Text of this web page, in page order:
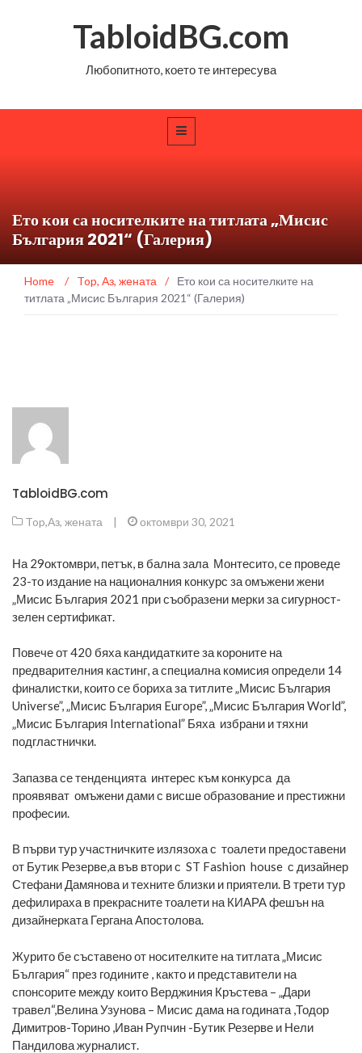
TabloidBG.com
Любопитното, което те интересува
Ето кои са носителките на титлата „Мисис
България 2021“ (Галерия)
Home / Top, Аз, жената /
Ето кои са носителките на
титлата „Мисис България 2021“ (Галерия)
TabloidBG.com
Top,Аз, жената | октомври 30, 2021
На 29октомври, петък, в бална зала Монтесито, се проведе
23-то издание на националния конкурс за омъжени жени
„Мисис България 2021 при съобразени мерки за сигурност-
зелен сертификат.
Повече от 420 бяха кандидатките за короните на
предварителния кастинг, а специална комисия определи 14
финалистки, които се бориха за титлите „Мисис България
Universe”, „Мисис Бългaрия Europe”, „Мисис България World”,
„Мисис България International” Бяха избрани и тяхни
подгластнички.
Запазва се тенденцията интерес към конкурса да
проявяват омъжени дами с висше образование и престижни
професии.
В първи тур участничките излязоха с тоалети предоставени
от Бутик Резерве,а във втори с ST Fashion house с дизайнер
Стефани Дамянова и техните близки и приятели. В трети тур
дефилираха в прекрасните тоалети на КИАРА фешън на
дизайнерката Гергана Апостолова.
Журито бе съставено от носителките на титлата „Мисис
България“ през годините , както и представители на
спонсорите между които Верджиния Кръстева – „Дари
травел“,Велина Узунова – Мисис дама на годината ,Тодор
Димитров-Торино ,Иван Рупчин -Бутик Резерве и Нели
Пандилова журналист.